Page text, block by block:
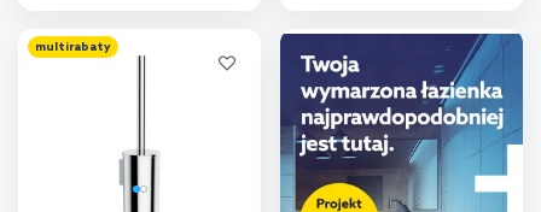
Dodaj do
Dodaj do
porównania
multirabaty